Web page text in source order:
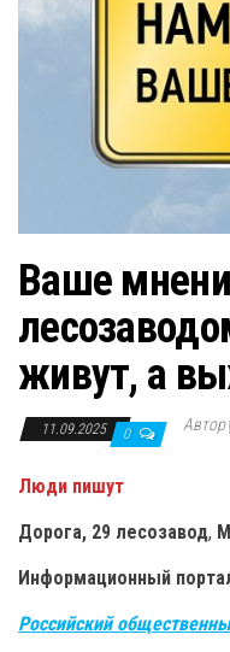
Ваше
живут, а
11.09.2025 0 Автор
Люди пишут
Дорога, 29 лесозавод,
Информационный
Российский